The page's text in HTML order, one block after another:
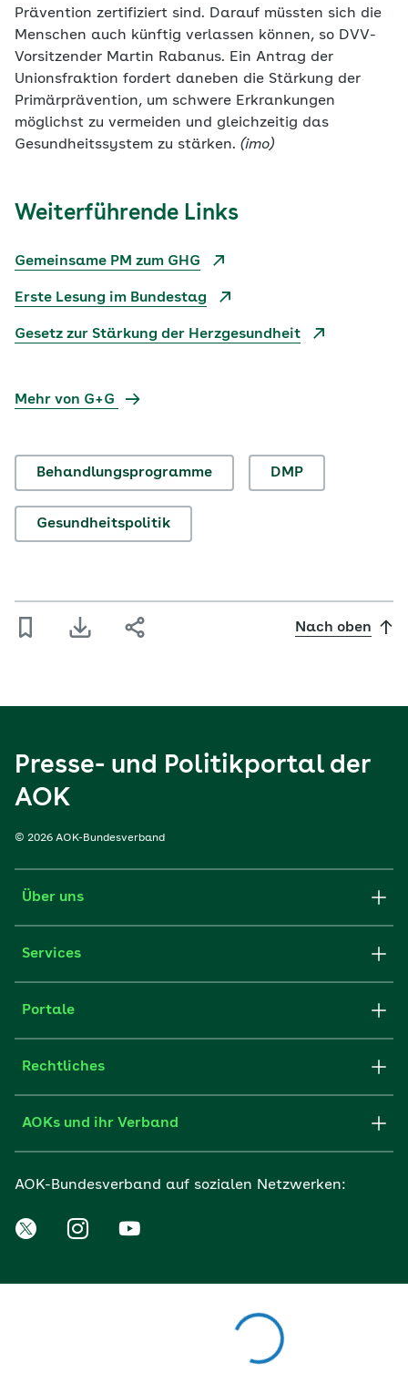
Prävention zertifiziert sind. Darauf müssten sich die
Menschen auch künftig verlassen können, so DVV-
Vorsitzender Martin Rabanus. Ein Antrag der
Unionsfraktion fordert daneben die Stärkung der
Primärprävention, um schwere Erkrankungen
möglichst zu vermeiden und gleichzeitig das
Gesundheitssystem zu stärken. (imo)
Weiterführende Links
Gemeinsame PM zum GHG
Erste Lesung im Bundestag
Gesetz zur Stärkung der Herzgesundheit
Mehr von G+G
Behandlungsprogramme DMP
Gesundheitspolitik
Nach oben
Presse- und Politikportal der
AOK
© 2026 AOK-Bundesverband
Über uns
Services
Portale
Rechtliches
AOKs und ihr Verband
AOK-Bundesverband auf sozialen Netzwerken: